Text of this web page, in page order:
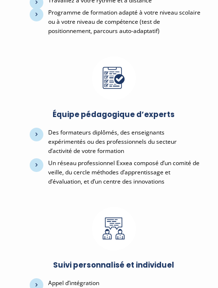
Programme de formation adapté à votre niveau scolaire
ou à votre niveau de compétence (test de
positionnement, parcours auto-adaptatif)
Équipe pédagogique d’experts
Des formateurs diplômés, des enseignants
expérimentés ou des professionnels du secteur
d’activité de votre formation
Un réseau professionnel Exxea composé d’un comité de
veille, du cercle méthodes d’apprentissage et
d’évaluation, et d’un centre des innovations
Suivi personnalisé et individuel
Appel d’intégration